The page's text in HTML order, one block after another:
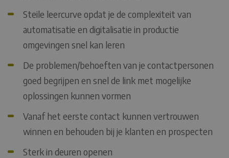
Steile leercurve opdat je de complexiteit van
automatisatie en digitalisatie in productie
omgevingen snel kan leren
De problemen/behoeften van je contactpersonen
goed begrijpen en snel de link met mogelijke
oplossingen kunnen vormen
Vanaf het eerste contact kunnen vertrouwen
winnen en behouden bij je klanten en prospecten
Sterk in deuren openen